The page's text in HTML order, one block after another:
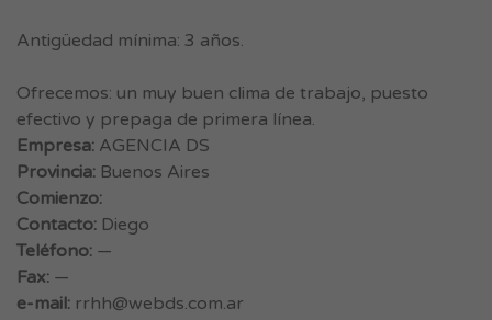
Antigüedad mínima: 3 años.
Ofrecemos: un muy buen clima de trabajo, puesto
efectivo y prepaga de primera línea.
Empresa: AGENCIA DS
Provincia: Buenos Aires
Comienzo:
Contacto: Diego
Teléfono: —
Fax: —
e-mail: rrhh@webds.com.ar